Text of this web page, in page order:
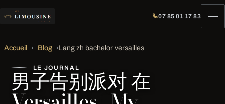
07 85 01 17 83
Accueil › Blog ›Lang zh bachelor versailles
LE JOURNAL
男子告别派对 在